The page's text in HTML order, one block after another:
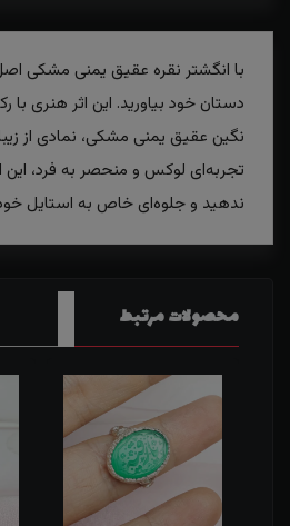
با انگشتر نقره عقیق یمنی مشکی
دستان خود بیاورید. این اثر هنری
نگین عقیق یمنی مشکی، نمادی از
تجربه‌ای لوکس و منحصر به فرد، این
ندهید و جلوه‌ای خاص به استایل
محصولات مرتبط